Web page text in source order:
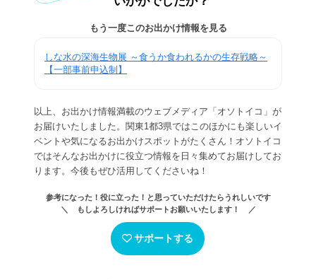
もう一度このお出かけ情報を見る
しな水の深海生物展 ～食うか食われるかの生存戦略～
【一部事前申込制】
以上、お出かけ情報満載のウェブメディア「オソトイコ」が
お届けいたしました。関東1都3県ではこのほかにも楽しいイ
ベントや気になるお出かけスポットがたくさん！オソトイコ
ではそんなお出かけに役立つ情報を日々集めてお届けしてお
ります。今後もぜひ活用してくださいね！
参考になった！役に立った！と思っていただけたらうれしいです
＼ もしよろしければサポートお願いいたします！ ／
サポートする